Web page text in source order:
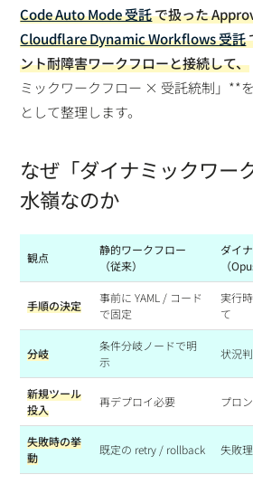
Code Auto Mode 受託で扱った
Cloudflare Dynamic Workflows 受託
ント耐障害ワークフローと接続して、
ミックワークフロー × 受託統制」**
として整理します。
なぜ「ダイナミックワー
水嶺なのか
観点
静的ワークフロー
（従来）
ダイ
（
手順の決定
事前に YAML / コード
で固定
実行
て
分岐
条件分岐ノードで明
示
状況
新規ツール
投入
再デプロイ必要 プロ
失敗時の挙
動
既定の retry / rollback 失敗